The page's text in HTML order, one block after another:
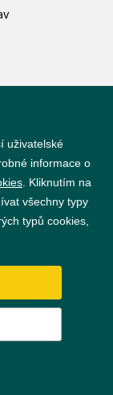
uživatelské
informace o
. Kliknutím na
všechny typy
typů cookies,